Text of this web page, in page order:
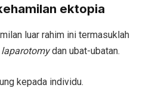
ektopia
luar rahim ini termasuklah
laparotomydan ubat-ubatan.
kepada individu.